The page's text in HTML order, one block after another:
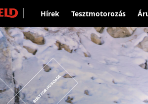
Hírek Tesztmotorozás